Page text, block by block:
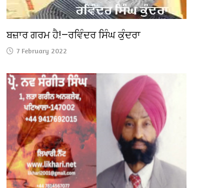
ਬਜ਼ਾਰ ਗਰਮ ਹੈ!—ਰਵਿੰਦਰ ਸਿੰਘ ਕੁੰਦਰਾ
7 February 2022